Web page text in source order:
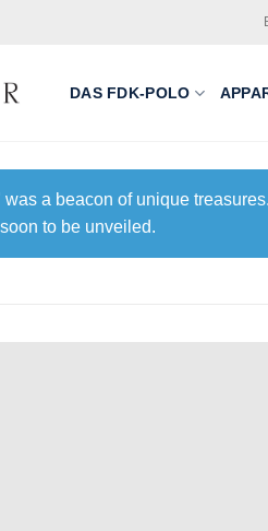
DAS FDK-POLO
was a beacon of unique
to be unveiled.